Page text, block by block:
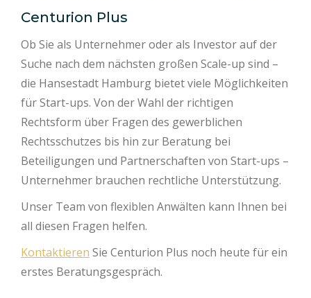
Centurion Plus
Ob Sie als Unternehmer oder als Investor auf der
Suche nach dem nächsten großen Scale-up sind –
die Hansestadt Hamburg bietet viele Möglichkeiten
für Start-ups. Von der Wahl der richtigen
Rechtsform über Fragen des gewerblichen
Rechtsschutzes bis hin zur Beratung bei
Beteiligungen und Partnerschaften von Start-ups –
Unternehmer brauchen rechtliche Unterstützung.
Unser Team von flexiblen Anwälten kann Ihnen bei
all diesen Fragen helfen.
Kontaktieren Sie Centurion Plus noch heute für ein
erstes Beratungsgespräch.